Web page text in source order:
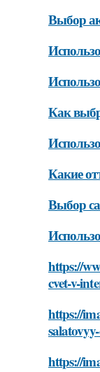
Выбор
Как
Какие
Выбор
https://
cvet-v-
https://
https://